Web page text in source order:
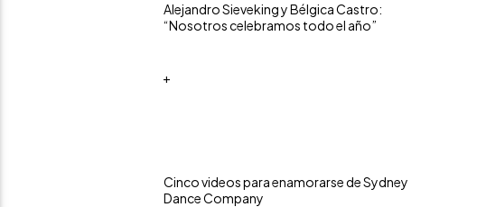
Alejandro Sieveking y Bélgica Castro:
“Nosotros celebramos todo el año”
+
Cinco videos para enamorarse de Sydney
Dance Company